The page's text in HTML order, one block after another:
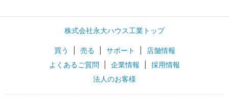
株式会社永大ハウス工業トップ
買う 売る サポート
店舗情報
よくあるご質問
企業情報
採用情報
法人のお客様